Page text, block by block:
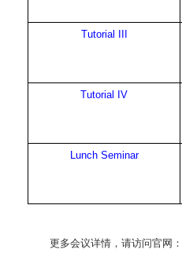
Tutorial III
Tutorial IV
Lunch Seminar
更多会议详情，请访问官网：